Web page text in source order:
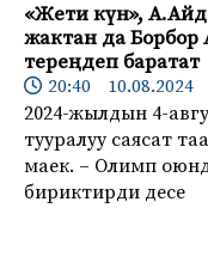
«Жети күн»,
жактан да
тереңдеп баратат
20:40 10.08.2024
2024-жылдын 4-
тууралуу саясат
маек. – Олимп
бириктирди десе